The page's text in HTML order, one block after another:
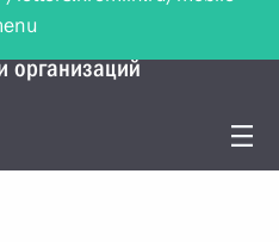
работе с
организаций